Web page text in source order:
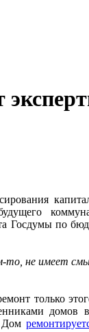
Госдумы по
то, не имеет
только
Дом